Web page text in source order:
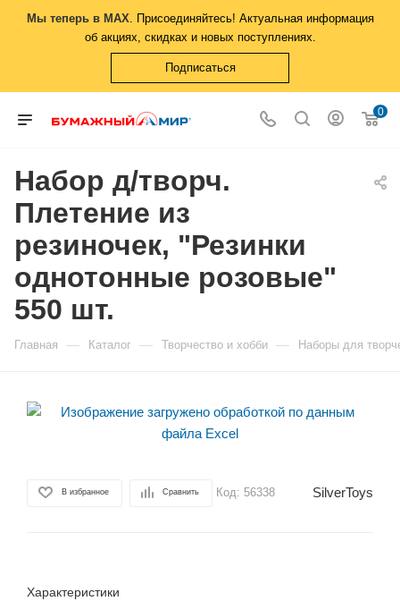
Мы теперь в MAX. Присоединяйтесь! Актуальная информация
об акциях, скидках и новых поступлениях.
Подписаться
0
Набор д/творч.
Плетение из
резиночек, "Резинки
однотонные розовые"
550 шт.
Главная — Каталог — Творчество и хобби — Наборы для
В избранное Сравнить Код: 56338 SilverToys
Характеристики